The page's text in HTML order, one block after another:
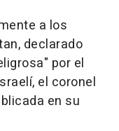
a los
declarado
por el
el coronel
en su